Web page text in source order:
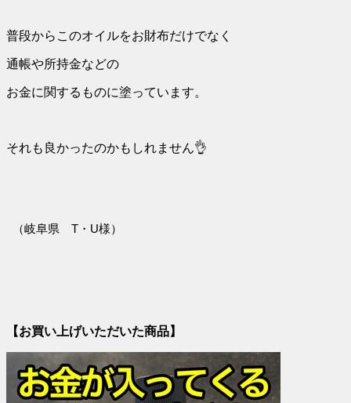
普段からこのオイルをお財布だけでなく
通帳や所持金などの
お金に関するものに塗っています。
それも良かったのかもしれません👌
（岐阜県 T・U様）
【お買い上げいただいた商品】